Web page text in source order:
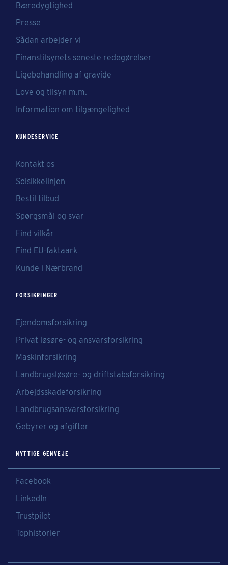
Bæredygtighed
Presse
Sådan arbejder vi
Finanstilsynets seneste redegørelser
Ligebehandling af gravide
Love og tilsyn m.m.
Information om tilgængelighed
KUNDESERVICE
Kontakt os
Solsikkelinjen
Bestil tilbud
Spørgsmål og svar
Find vilkår
Find EU-faktaark
Kunde i Nærbrand
FORSIKRINGER
Ejendomsforsikring
Privat løsøre- og ansvarsforsikring
Maskinforsikring
Landbrugsløsøre- og driftstabsforsikring
Arbejdsskadeforsikring
Landbrugsansvarsforsikring
Gebyrer og afgifter
NYTTIGE GENVEJE
Facebook
LinkedIn
Trustpilot
Tophistorier